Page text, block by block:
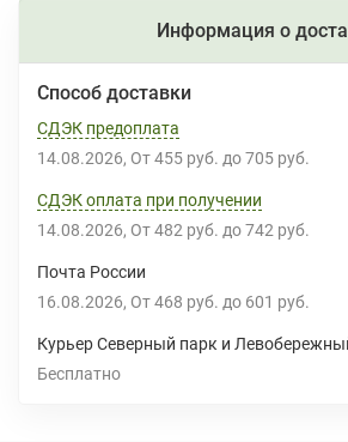
Информация о
Способ доставки
СДЭК предоплата
14.08.2026 От 455 руб. до 705 руб.
СДЭК оплата при получении
14.08.2026 От 482 руб. до 742 руб.
Почта России
16.08.2026 От 468 руб. до 601 руб.
Курьер Северный парк и
Бесплатно